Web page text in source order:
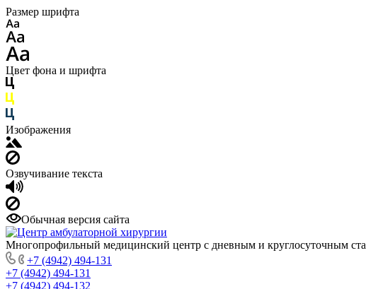
Размер шрифта
Цвет фона и шрифта
Изображения
Озвучивание текста
Обычная версия сайта
Многопрофильный медицинский центр с дневным и круглосуточным
+7 (4942) 494-131
+7 (4942) 494-131
+7 (4942) 494-132